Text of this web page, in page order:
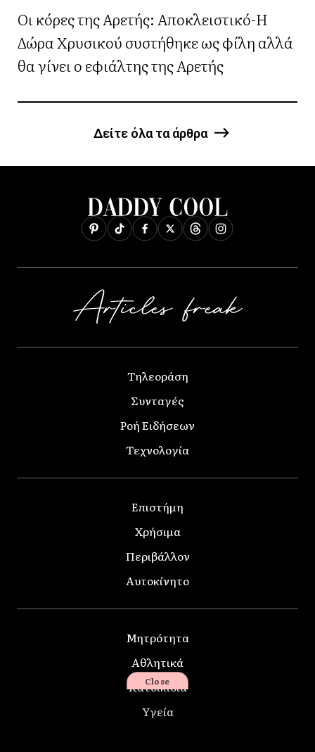
Οι κόρες της Αρετής: Αποκλειστικό-Η
Δώρα Χρυσικού συστήθηκε ως φίλη αλλά
θα γίνει ο εφιάλτης της Αρετής
Δείτε όλα τα άρθρα
Τηλεοράση
Συνταγές
Ροή Ειδήσεων
Τεχνολογία
Επιστήμη
Χρήσιμα
Περιβάλλον
Αυτοκίνητο
Μητρότητα
Αθλητικά
Κατοικίδια
Υγεία
Close